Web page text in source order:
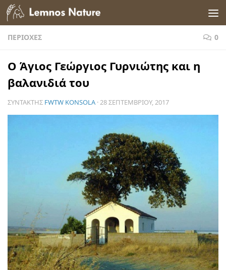
Skip to content
ΠΕΡΙΟΧΈΣ 0
O Άγιος Γεώργιος Γυρνιώτης και η
βαλανιδιά του
ΣΥΝΤΆΚΤΗΣ FWTW KONSOLA ·28 ΣΕΠΤΕΜΒΡΊΟΥ, 2017